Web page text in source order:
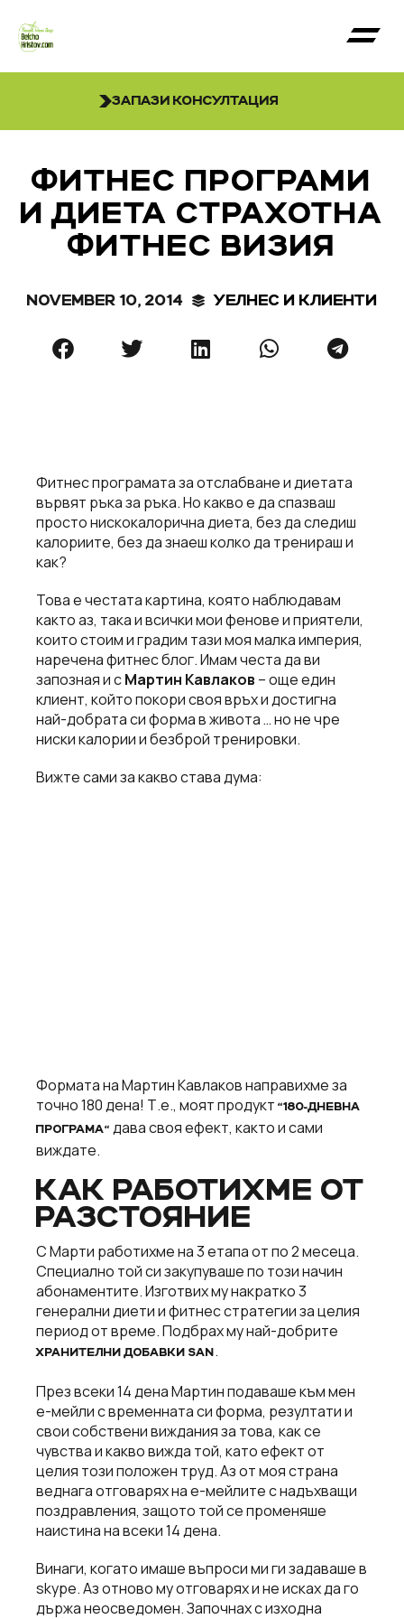
ЗАПАЗИ КОНСУЛТАЦИЯ
ФИТНЕС ПРОГРАМИ
И ДИЕТА СТРАХОТНА
ФИТНЕС ВИЗИЯ
NOVEMBER 10, 2014 УЕЛНЕС И КЛИЕНТИ
Фитнес програмата за отслабване и диетата
вървят ръка за ръка. Но какво е да спазваш
просто нискокалорична диета, без да следиш
калориите, без да знаеш колко да тренираш и
как?
Това е честата картина, която наблюдавам
както аз, така и всички мои фенове и приятели,
които стоим и градим тази моя малка империя,
наречена фитнес блог. Имам честа да ви
запозная и сМартин Кавлаков – още един
клиент, който покори своя връх и достигна
най-добрата си форма в живота … но не чре
ниски калории и безброй тренировки.
Вижте сами за какво става дума:
Формата на Мартин Кавлаков направихме за
точно 180 дена! Т.е., моят продукт “180-ДНЕВНА
ПРОГРАМА“ дава своя ефект, както и сами
виждате.
КАК РАБОТИХМЕ ОТ
РАЗСТОЯНИЕ
С Марти работихме на 3 етапа от по 2 месеца.
Специално той си закупуваше по този начин
абонаментите. Изготвих му накратко 3
генерални диети и фитнес стратегии за целия
период от време. Подбрах му най-добрите
ХРАНИТЕЛНИ ДОБАВКИ SAN .
През всеки 14 дена Мартин подаваше към мен
е-мейли с временната си форма, резултати и
свои собствени виждания за това, как се
чувства и какво вижда той, като ефект от
целия този положен труд. Аз от моя страна
веднага отговарях на е-мейлите с надъхващи
поздравления, защото той се променяше
наистина на всеки 14 дена.
Винаги, когато имаше въпроси ми ги задаваше в
skype. Аз отново му отговарях и не исках да го
държа неосведомен. Започнах с изходна